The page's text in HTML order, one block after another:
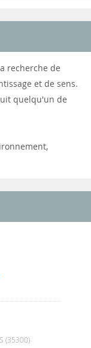
recherche de
et de sens.
quelqu'un de
(35300)